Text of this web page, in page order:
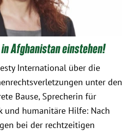
Afghanistan einstehen!
International über die
unter den
Bause, Sprecherin für
und humanitäre Hilfe: Nach
bei der rechtzeitigen